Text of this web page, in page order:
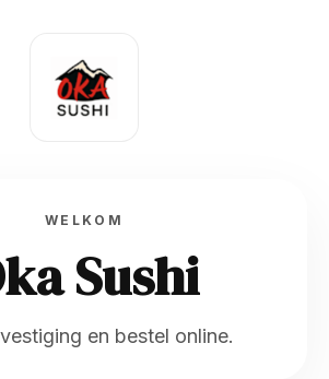
WELKOM
Sushi
en bestel online.